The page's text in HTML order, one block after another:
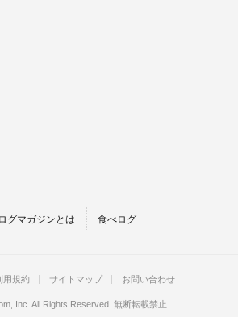
グマガジンとは 食べログ
用規約 サイトマップ お問い合わせ
Inc. All Rights Reserved. 無断転載禁止